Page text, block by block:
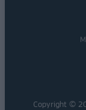
Copyright ©